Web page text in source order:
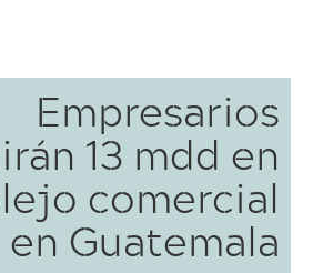
Empresarios
13 mdd en
comercial
en Guatemala